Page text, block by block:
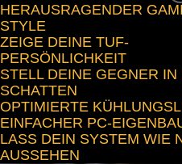
HERAUSRAGENDER
STYLE
ZEIGE DEINE TUF-
PERSÖNLICHKEIT
STELL DEINE GEGNER IN
SCHATTEN
OPTIMIERTE
EINFACHER PC-
LASS DEIN SYSTEM WIE
AUSSEHEN